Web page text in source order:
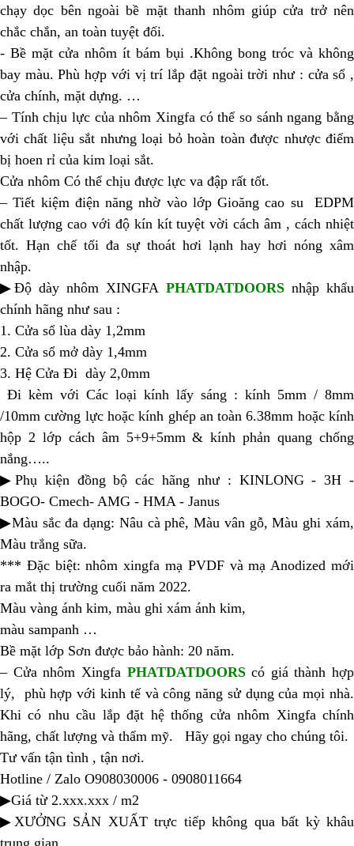
chạy dọc bên ngoài bề mặt thanh nhôm giúp cửa trở nên
chắc chắn, an toàn tuyệt đối.
- Bề mặt cửa nhôm ít bám bụi .Không bong tróc và không
bay màu. Phù hợp với vị trí lắp đặt ngoài trời như : cửa sổ ,
cửa chính, mặt dựng. …
– Tính chịu lực của nhôm Xingfa có thể so sánh ngang bằng
với chất liệu sắt nhưng loại bỏ hoàn toàn được nhược điểm
bị hoen rỉ của kim loại sắt.
Cửa nhôm Có thể chịu được lực va đập rất tốt.
– Tiết kiệm điện năng nhờ vào lớp Gioăng cao su EDPM
chất lượng cao với độ kín kít tuyệt vời cách âm , cách nhiệt
tốt. Hạn chế tối đa sự thoát hơi lạnh hay hơi nóng xâm
nhập.
▶Độ dày nhôm XINGFA PHATDATDOORS nhập khẩu
chính hãng như sau :
1. Cửa sổ lùa dày 1,2mm
2. Cửa sổ mở dày 1,4mm
3. Hệ Cửa Đi dày 2,0mm
Đi kèm với Các loại kính lấy sáng : kính 5mm / 8mm
/10mm cường lực hoặc kính ghép an toàn 6.38mm hoặc kính
hộp 2 lớp cách âm 5+9+5mm & kính phản quang chống
nắng…..
▶Phụ kiện đồng bộ các hãng như : KINLONG - 3H -
BOGO- Cmech- AMG - HMA - Janus
▶Màu sắc đa dạng: Nâu cà phê, Màu vân gỗ, Màu ghi xám,
Màu trắng sữa.
*** Đặc biệt: nhôm xingfa mạ PVDF và mạ Anodized mới
ra mắt thị trường cuối năm 2022.
Màu vàng ánh kim, màu ghi xám ánh kim,
màu sampanh …
Bề mặt lớp Sơn được bảo hành: 20 năm.
– Cửa nhôm Xingfa PHATDATDOORScó giá thành hợp
lý, phù hợp với kinh tế và công năng sử dụng của mọi nhà.
Khi có nhu cầu lắp đặt hệ thống cửa nhôm Xingfa chính
hãng, chất lượng và thẩm mỹ. Hãy gọi ngay cho chúng tôi.
Tư vấn tận tình , tận nơi.
Hotline / Zalo O908030006 - 0908011664
▶Giá từ 2.xxx.xxx / m2
▶XƯỞNG SẢN XUẤT trực tiếp không qua bất kỳ khâu
trung gian.